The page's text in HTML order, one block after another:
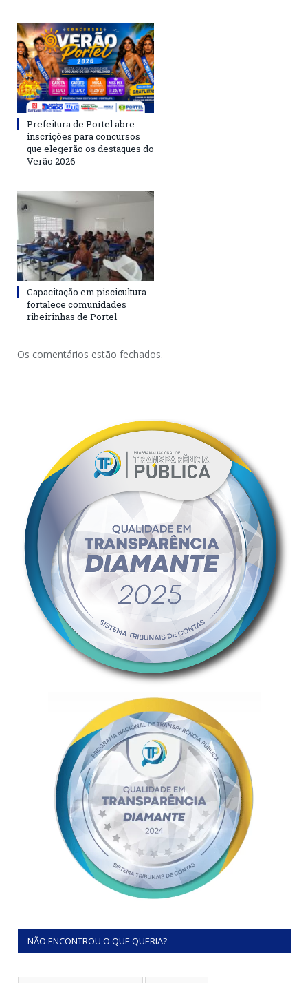
Prefeitura de Portel abre
inscrições para concursos
que elegerão os destaques do
Verão 2026
Capacitação em piscicultura
fortalece comunidades
ribeirinhas de Portel
Os comentários estão fechados.
NÃO ENCONTROU O QUE QUERIA?